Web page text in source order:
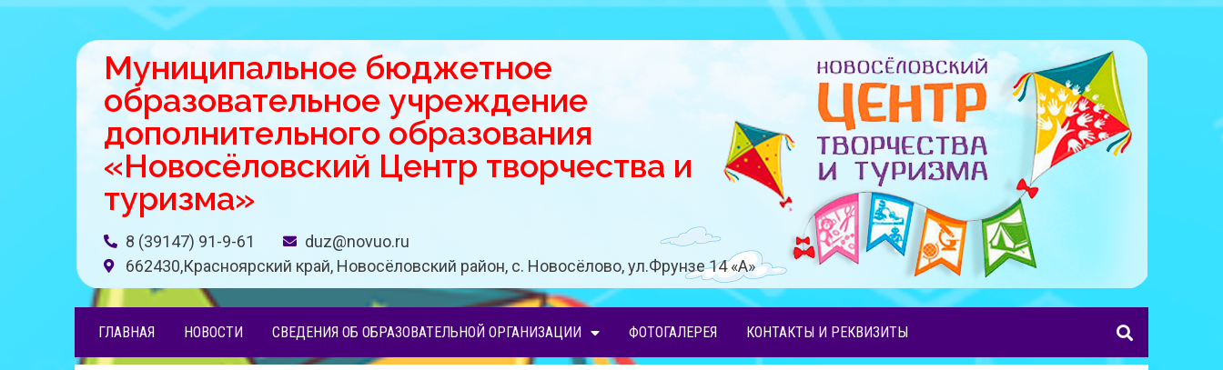
Муниципальное бюджетное
образовательное учреждение
дополнительного образования
«Новосёловский Центр творчества и
туризма»
8 (39147) 91-9-61
duz@novuo.ru
662430,Красноярский край, Новосёловский район, с. Новосёлово, ул.Фрунзе 14 «A»
ГЛАВНАЯ НОВОСТИ СВЕДЕНИЯ ОБ ОБРАЗОВАТЕЛЬНОЙ ОРГАНИЗАЦИИ ФОТОГАЛЕРЕЯ КОНТАКТЫ И РЕКВИЗИТЫ